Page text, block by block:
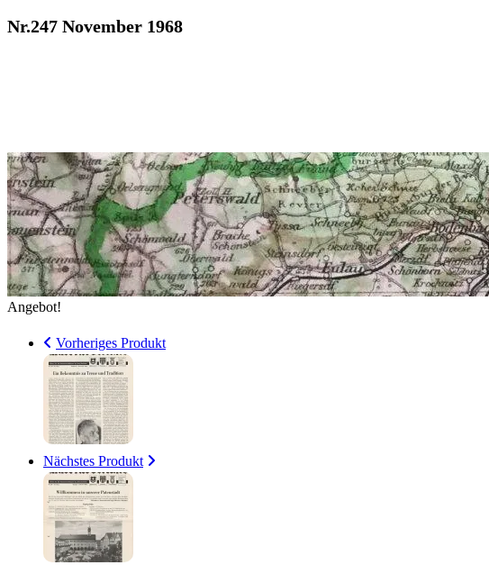
Nr.247 November 1968
Angebot!
Vorheriges Produkt
Nächstes Produkt